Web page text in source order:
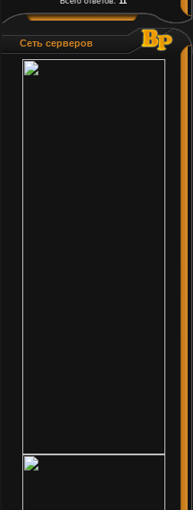
Cеть серверов